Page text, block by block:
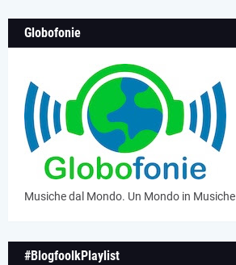
Globofonie
Musiche dal Mondo. Un Mondo in Musiche
#BlogfoolkPlaylist